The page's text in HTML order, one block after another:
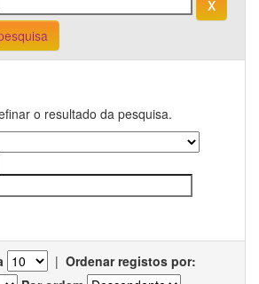
o resultado da pesquisa.
| Ordenar registos por: